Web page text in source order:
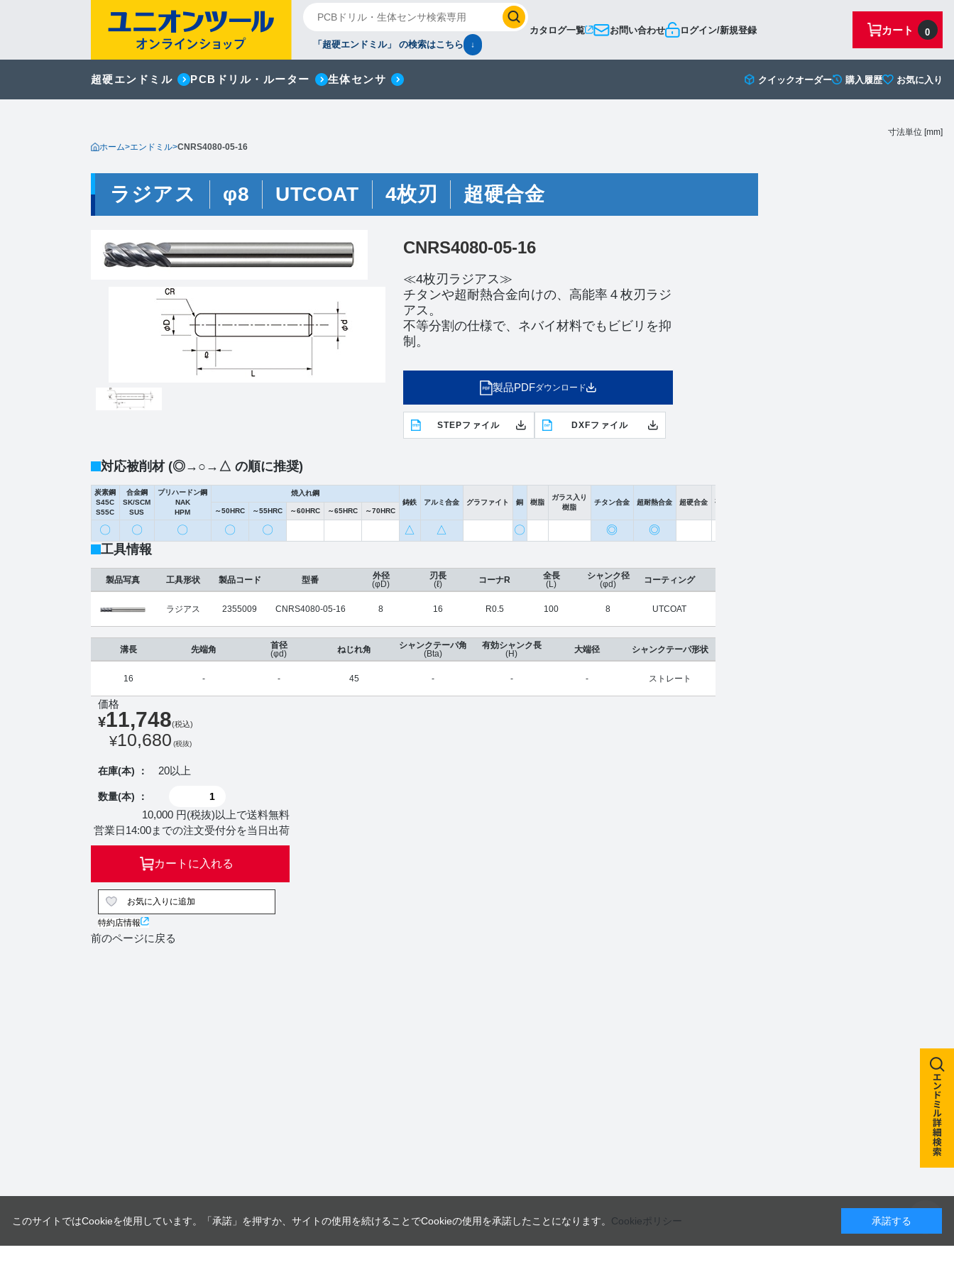
カタログ一覧 お問い合わせ ログイン/新規登録 0
カート
「超硬エンドミル」 の検索はこちら ↓
超硬エンドミル PCBドリル・ルーター 生体センサ クイックオーダー 購入履歴 お気に入り
ホーム>エンドミル>CNRS4080-05-16
ラジアス φ8 UTCOAT 4枚刃 超硬合金
CNRS4080-05-16
≪4枚刃ラジアス≫
チタンや超耐熱合金向けの、高能率４枚刃ラジ
アス。
不等分割の仕様で、ネバイ材料でもビビリを抑
制。
製品PDFダウンロード
STEPファイル DXFファイル
対応被削材 (◎→○→△ の順に推奨)
炭素鋼
S45C
S55C
合金鋼
SK/SCM
SUS
プリハードン鋼
NAK
HPM
焼入れ鋼
鋳鉄
アルミ合金 グラファイト 銅 樹脂
ガラス入り
樹脂
チタン合金 超耐熱合金 超硬合金
硬脆材
～50HRC
～55HRC ～60HRC ～65HRC ～70HRC
〇 〇 〇 〇 〇 △ △ 〇 ◎ ◎
工具情報
寸法単位 [mm]
製品写真 工具形状
ラジアス
製品コード
2355009
型番
CNRS4080-05-16
外径
(φD)
8
刃長
(ℓ)
16
コーナR
R0.5
全長
(L)
100
シャンク径
(φd)
8
コーティング
UTCOAT
溝長
16
先端角
-
首径
(φd)
-
ねじれ角
45
シャンクテーパ角
(Bta)
-
有効シャンク長
(H)
-
大端径
-
シャンクテーパ形状
ストレート
価格
¥11,748(税込)
¥10,680 (税抜)
在庫(本) ： 20以上
数量(本) ：
10,000 円(税抜)以上で送料無料
営業日14:00までの注文受付分を当日出荷
カートに入れる
お気に入りに追加
特約店情報
前のページに戻る
このサイトではCookieを使用しています。「承諾」を押すか、サイトの使用を続けることでCookieの使用を承諾したことになります。 Cookieポリシー 承諾する